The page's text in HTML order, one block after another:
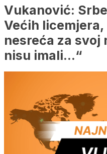
Vukanović:
Većih
nesreća za svoj
nisu imali…“